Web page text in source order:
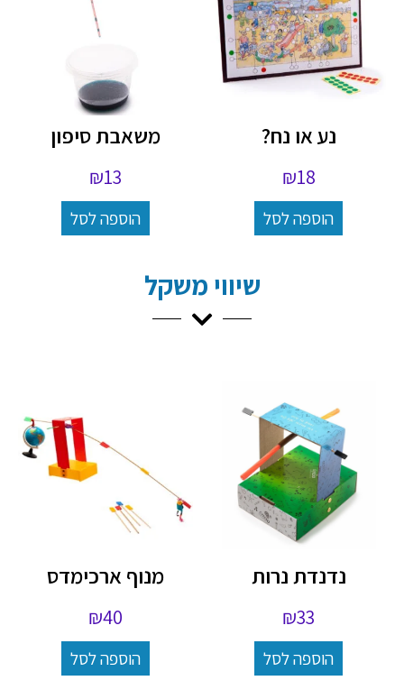
נע או נח?
₪18
הוספה לסל
משאבת סיפון
₪13
הוספה לסל
שיווי משקל
נדנדת נרות
₪33
הוספה לסל
מנוף ארכימדס
₪40
הוספה לסל